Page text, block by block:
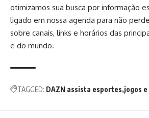
otimizamos sua busca por informação
ligado em nossa agenda para não
sobre canais, links e horários das
e do mundo.
TAGGED: DAZN assista esportes jogos